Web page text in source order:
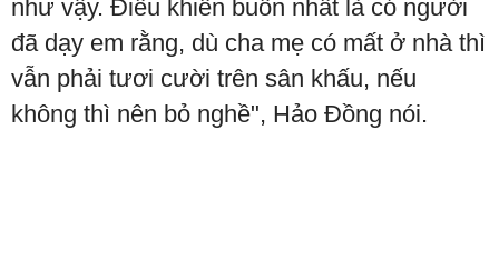
như vậy. Điều khiến buồn nhất là có người
đã dạy em rằng, dù cha mẹ có mất ở nhà thì
vẫn phải tươi cười trên sân khấu, nếu
không thì nên bỏ nghề", Hảo Đồng nói.